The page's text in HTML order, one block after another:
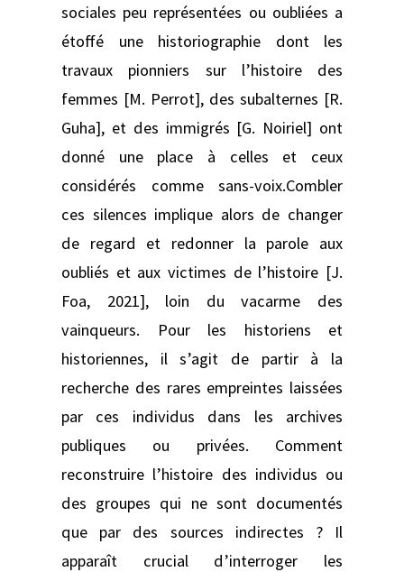
sociales peu représentées ou oubliées a
étoffé une historiographie dont les
travaux pionniers sur l’histoire des
femmes [M. Perrot], des subalternes [R.
Guha], et des immigrés [G. Noiriel] ont
donné une place à celles et ceux
considérés comme sans-voix.Combler
ces silences implique alors de changer
de regard et redonner la parole aux
oubliés et aux victimes de l’histoire [J.
Foa, 2021], loin du vacarme des
vainqueurs. Pour les historiens et
historiennes, il s’agit de partir à la
recherche des rares empreintes laissées
par ces individus dans les archives
publiques ou privées. Comment
reconstruire l’histoire des individus ou
des groupes qui ne sont documentés
que par des sources indirectes ? Il
apparaît crucial d’interroger les